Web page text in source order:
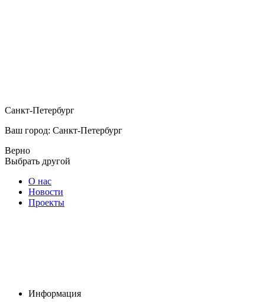
Санкт-Петербург
Ваш город: Санкт-Петербург
Верно
Выбрать другой
О нас
Новости
Проекты
Информация